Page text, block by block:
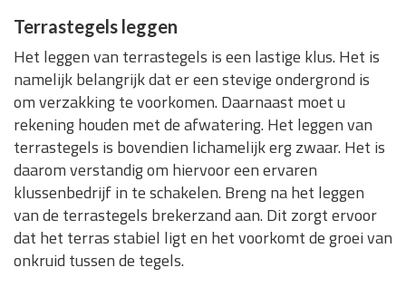
Terrastegels leggen
Het leggen van terrastegels is een lastige klus. Het is
namelijk belangrijk dat er een stevige ondergrond is
om verzakking te voorkomen. Daarnaast moet u
rekening houden met de afwatering. Het leggen van
terrastegels is bovendien lichamelijk erg zwaar. Het is
daarom verstandig om hiervoor een ervaren
klussenbedrijf in te schakelen. Breng na het leggen
van de terrastegels brekerzand aan. Dit zorgt ervoor
dat het terras stabiel ligt en het voorkomt de groei van
onkruid tussen de tegels.